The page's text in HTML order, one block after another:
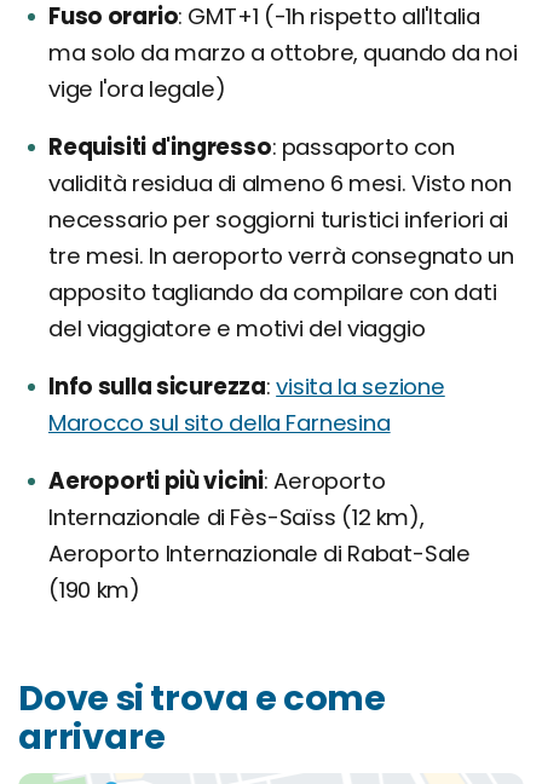
Fuso orario GMT+1 (-1h rispetto all'Italia
ma solo da marzo a ottobre, quando da noi
vige l'ora legale)
Requisiti d'ingresso passaporto con
validità residua di almeno 6 mesi. Visto non
necessario per soggiorni turistici inferiori ai
tre mesi. In aeroporto verrà consegnato un
apposito tagliando da compilare con dati
del viaggiatore e motivi del viaggio
Info sulla sicurezza visita la sezione
Marocco sul sito della Farnesina
Aeroporti più vicini Aeroporto
Internazionale di Fès-Saïss (12 km),
Aeroporto Internazionale di Rabat-Sale
(190 km)
Dove si trova e come
arrivare